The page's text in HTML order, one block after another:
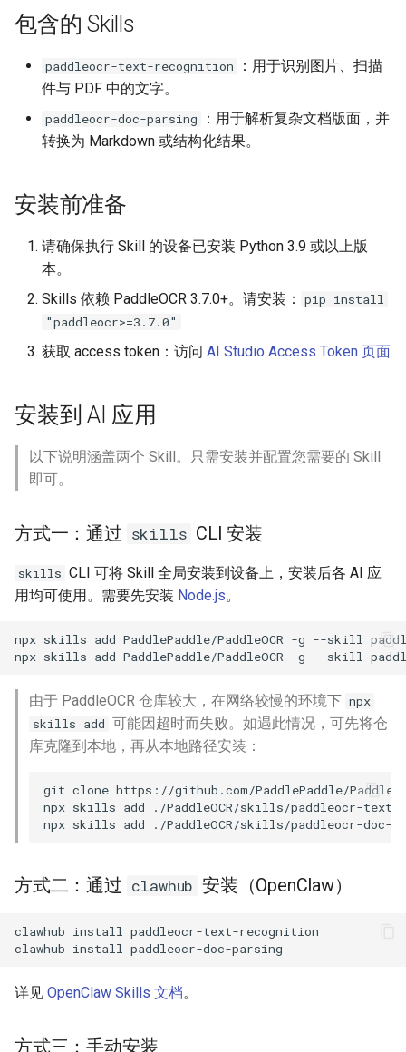
用教程
PaddleOCR-VL 华为昇腾 NPU
使用教程
PaddleOCR-VL Apple Silicon
使用教程
PaddleOCR-VL AMD GPU 使
用教程
PaddleOCR-VL Intel Arc GPU
使用教程
paddleocr-doc-parsing
文本图像矫正模块
文本行方向分类模块
文本识别模块
包含的 Skills
paddleocr-text-recognition
：用于识别图片、扫描
件与 PDF 中的文字。
paddleocr-doc-parsing
：用于解析复杂文档版面，并
转换为 Markdown 或结构化结果。
安装前准备
请确保执行 Skill 的设备已安装 Python 3.9 或以上版
本。
Skills 依赖 PaddleOCR 3.7.0+。请安装：
pip install
"paddleocr>=3.7.0"
获取 access token：访问 AI Studio Access Token 页面
安装到 AI 应用
以下说明涵盖两个 Skill。只需安装并配置您需要的 Skill
即可。
方式一：通过 skills CLI 安装
skills CLI 可将 Skill 全局安装到设备上，安装后各 AI 应
用均可使用。需要先安装 Node.js。
npx skills add PaddlePaddle/PaddleOCR -g --skill
npx skills add PaddlePaddle/PaddleOCR -g --skill
由于 PaddleOCR 仓库较大，在网络较慢的环境下 npx
skills add 可能因超时而失败。如遇此情况，可先将仓
库克隆到本地，再从本地路径安装：
git clone
npx skills add
npx skills add
方式二：通过 clawhub 安装（OpenClaw）
clawhub install
clawhub install
详见 OpenClaw Skills 文档。
方式三：手动安装